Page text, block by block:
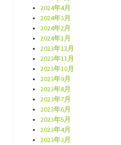
2024年4月
2024年3月
2024年2月
2024年1月
2023年12月
2023年11月
2023年10月
2023年9月
2023年8月
2023年7月
2023年6月
2023年5月
2023年4月
2023年3月